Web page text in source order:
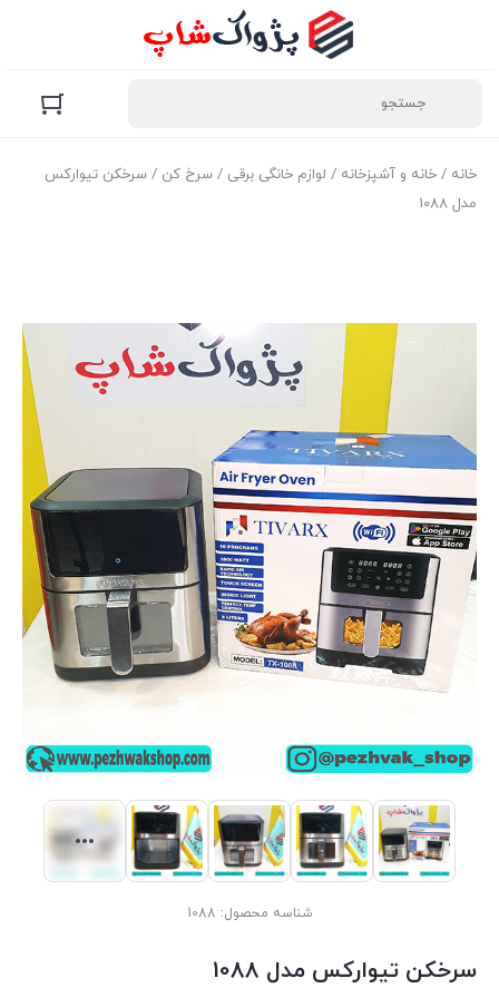
خانه / خانه و آشپزخانه / لوازم خانگی برقی / سرخ کن / سرخکن تیوارکس
مدل 1088
شناسه محصول: 1088
سرخکن تیوارکس مدل 1088